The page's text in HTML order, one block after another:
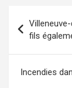
de
l’article
fils
Incendies